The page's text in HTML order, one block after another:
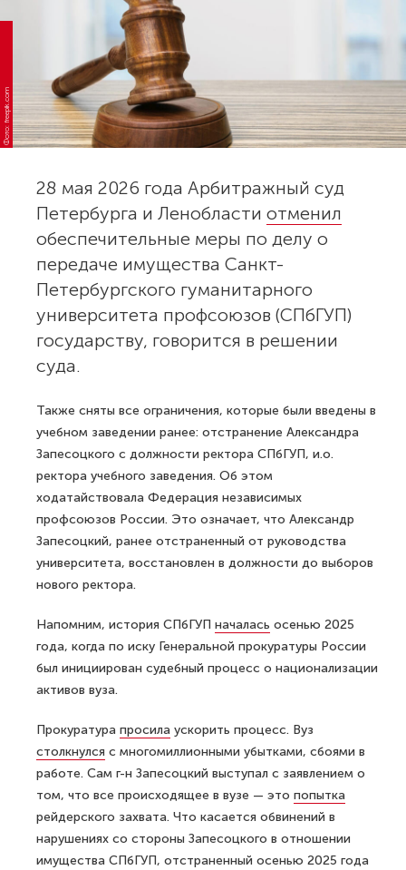
Фото: freepik.com
28 мая 2026 года Арбитражный суд
Петербурга и Ленобласти отменил
обеспечительные меры по делу о
передаче имущества Санкт-
Петербургского гуманитарного
университета профсоюзов (СПбГУП)
государству, говорится в решении
суда.
Также сняты все ограничения, которые были введены в
учебном заведении ранее: отстранение Александра
Запесоцкого с должности ректора СПбГУП, и.о.
ректора учебного заведения. Об этом
ходатайствовала Федерация независимых
профсоюзов России. Это означает, что Александр
Запесоцкий, ранее отстраненный от руководства
университета, восстановлен в должности до выборов
нового ректора.
Напомним, история СПбГУП началась осенью 2025
года, когда по иску Генеральной прокуратуры России
был инициирован судебный процесс о национализации
активов вуза.
Прокуратура просила ускорить процесс. Вуз
столкнулся с многомиллионными убытками, сбоями в
работе. Сам г-н Запесоцкий выступал с заявлением о
том, что все происходящее в вузе — это попытка
рейдерского захвата. Что касается обвинений в
нарушениях со стороны Запесоцкого в отношении
имущества СПбГУП, отстраненный осенью 2025 года